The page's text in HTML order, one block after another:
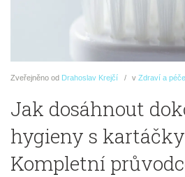
Zveřejněno od Drahoslav Krejčí v Zdraví a
Jak dosáhnout
hygieny s
Kompletní